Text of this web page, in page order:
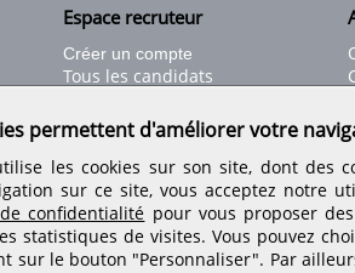
Espace recruteur
Créer un compte
Tous les candidats
Déposer une offre de stage
Nos tarifs
Retrouvez-nous sur
permettent d'améliorer votre
les cookies sur son site, dont des
sur ce site, vous acceptez notre
confidentialité pour vous proposer
statistiques de visites. Vous pouvez
sur le bouton "Personnaliser". Par